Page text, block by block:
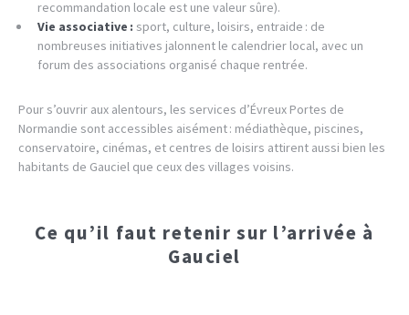
recommandation locale est une valeur sûre).
Vie associative : sport, culture, loisirs, entraide : de
nombreuses initiatives jalonnent le calendrier local, avec un
forum des associations organisé chaque rentrée.
Pour s’ouvrir aux alentours, les services d’Évreux Portes de
Normandie sont accessibles aisément : médiathèque, piscines,
conservatoire, cinémas, et centres de loisirs attirent aussi bien les
habitants de Gauciel que ceux des villages voisins.
Ce qu’il faut retenir sur l’arrivée à
Gauciel